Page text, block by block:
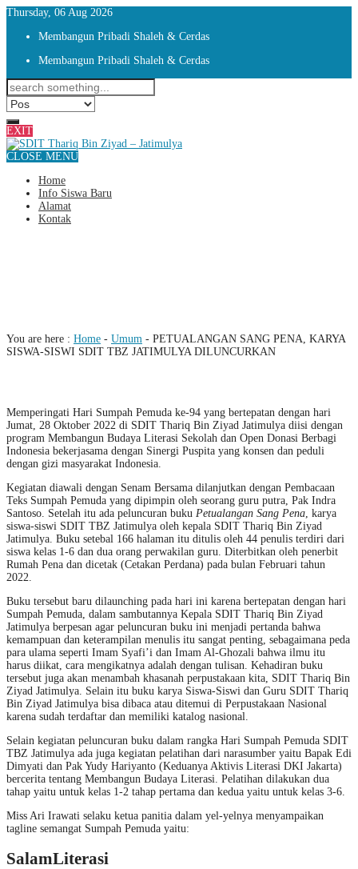
Thursday, 06 Aug 2026
Membangun Pribadi Shaleh & Cerdas
Membangun Pribadi Shaleh & Cerdas
EXIT
CLOSE MENU
Home
Info Siswa Baru
Alamat
Kontak
You are here : Home - Umum - PETUALANGAN SANG PENA, KARYA
SISWA-SISWI SDIT TBZ JATIMULYA DILUNCURKAN
Memperingati Hari Sumpah Pemuda ke-94 yang bertepatan dengan hari
Jumat, 28 Oktober 2022 di SDIT Thariq Bin Ziyad Jatimulya diisi dengan
program Membangun Budaya Literasi Sekolah dan Open Donasi Berbagi
Indonesia bekerjasama dengan Sinergi Puspita yang konsen dan peduli
dengan gizi masyarakat Indonesia.
Kegiatan diawali dengan Senam Bersama dilanjutkan dengan Pembacaan
Teks Sumpah Pemuda yang dipimpin oleh seorang guru putra, Pak Indra
Santoso. Setelah itu ada peluncuran buku Petualangan Sang Pena , karya
siswa-siswi SDIT TBZ Jatimulya oleh kepala SDIT Thariq Bin Ziyad
Jatimulya. Buku setebal 166 halaman itu ditulis oleh 44 penulis terdiri dari
siswa kelas 1-6 dan dua orang perwakilan guru. Diterbitkan oleh penerbit
Rumah Pena dan dicetak (Cetakan Perdana) pada bulan Februari tahun
2022.
Buku tersebut baru dilaunching pada hari ini karena bertepatan dengan hari
Sumpah Pemuda, dalam sambutannya Kepala SDIT Thariq Bin Ziyad
Jatimulya berpesan agar peluncuran buku ini menjadi pertanda bahwa
kemampuan dan keterampilan menulis itu sangat penting, sebagaimana peda
para ulama seperti Imam Syafi’i dan Imam Al-Ghozali bahwa ilmu itu
harus diikat, cara mengikatnya adalah dengan tulisan. Kehadiran buku
tersebut juga akan menambah khasanah perpustakaan kita, SDIT Thariq Bin
Ziyad Jatimulya. Selain itu buku karya Siswa-Siswi dan Guru SDIT Thariq
Bin Ziyad Jatimulya bisa dibaca atau ditemui di Perpustakaan Nasional
karena sudah terdaftar dan memiliki katalog nasional.
Selain kegiatan peluncuran buku dalam rangka Hari Sumpah Pemuda SDIT
TBZ Jatimulya ada juga kegiatan pelatihan dari narasumber yaitu Bapak Edi
Dimyati dan Pak Yudy Hariyanto (Keduanya Aktivis Literasi DKI Jakarta)
bercerita tentang Membangun Budaya Literasi. Pelatihan dilakukan dua
tahap yaitu untuk kelas 1-2 tahap pertama dan kedua yaitu untuk kelas 3-6.
Miss Ari Irawati selaku ketua panitia dalam yel-yelnya menyampaikan
tagline semangat Sumpah Pemuda yaitu:
SalamLiterasi